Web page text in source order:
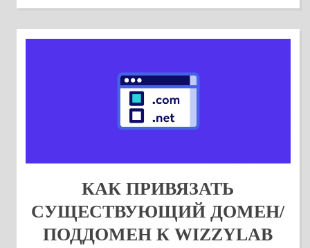
КАК ПРИВЯЗАТЬ
СУЩЕСТВУЮЩИЙ ДОМЕН/
ПОДДОМЕН К WIZZYLAB